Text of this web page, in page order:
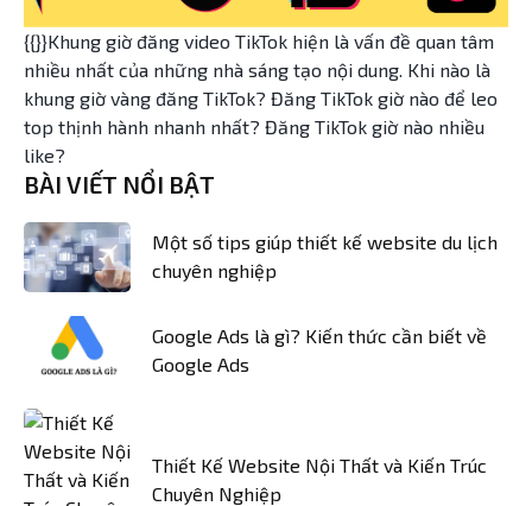
{{}}Khung giờ đăng video TikTok hiện là vấn đề quan tâm
nhiều nhất của những nhà sáng tạo nội dung. Khi nào là
khung giờ vàng đăng TikTok? Đăng TikTok giờ nào để leo
top thịnh hành nhanh nhất? Đăng TikTok giờ nào nhiều
like?
BÀI VIẾT NỔI BẬT
Một số tips giúp thiết kế website du lịch
chuyên nghiệp
Google Ads là gì? Kiến thức cần biết về
Google Ads
Thiết Kế Website Nội Thất và Kiến Trúc
Chuyên Nghiệp